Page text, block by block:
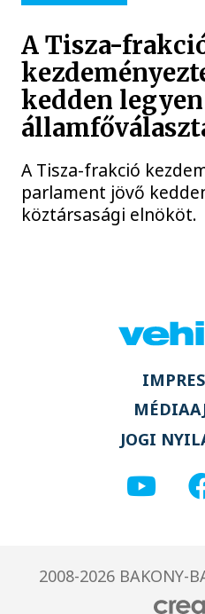
A Tisza-
kedden
A Tisza-frakció
parlament jövő
köztársasági elnököt.
JOGI
2008-2026 BAKONY-